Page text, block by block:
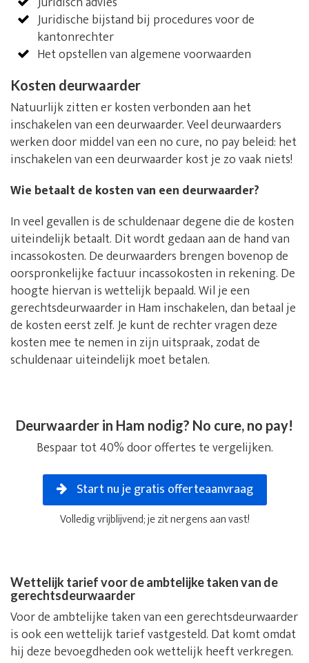
Juridische bijstand bij procedures voor de
kantonrechter
Het opstellen van algemene voorwaarden
Kosten deurwaarder
Natuurlijk zitten er kosten verbonden aan het
inschakelen van een deurwaarder. Veel deurwaarders
werken door middel van een no cure, no pay beleid: het
inschakelen van een deurwaarder kost je zo vaak niets!
Wie betaalt de kosten van een deurwaarder?
In veel gevallen is de schuldenaar degene die de kosten
uiteindelijk betaalt. Dit wordt gedaan aan de hand van
incassokosten. De deurwaarders brengen bovenop de
oorspronkelijke factuur incassokosten in rekening. De
hoogte hiervan is wettelijk bepaald. Wil je een
gerechtsdeurwaarder in Ham inschakelen, dan betaal je
de kosten eerst zelf. Je kunt de rechter vragen deze
kosten mee te nemen in zijn uitspraak, zodat de
schuldenaar uiteindelijk moet betalen.
Deurwaarder in Ham nodig? No cure, no pay!
Bespaar tot 40% door offertes te vergelijken.
Start nu je gratis offerteaanvraag
Volledig vrijblijvend; je zit nergens aan vast!
Wettelijk tarief voor de ambtelijke taken van de
gerechtsdeurwaarder
Voor de ambtelijke taken van een gerechtsdeurwaarder
is ook een wettelijk tarief vastgesteld. Dat komt omdat
hij deze bevoegdheden ook wettelijk heeft verkregen.